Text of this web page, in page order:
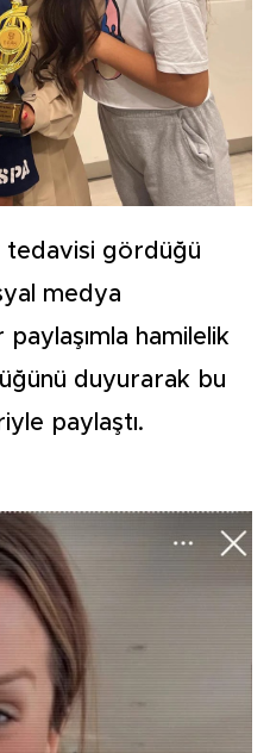
gördüğü
medya
paylaşımla hamilelik
duyurarak bu
paylaştı.